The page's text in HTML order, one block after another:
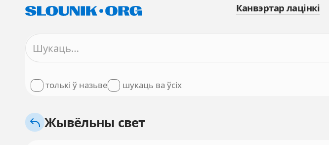
Канвэртар лацінкі
толькі ў назьве шукаць ва ўсіх
Жывёльны свет